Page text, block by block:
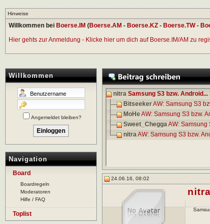
Hinweise
Willkommen bei Boerse.IM (Boerse.AM - Boerse.KZ - Boerse.TW-
Hier gehts zur Anmeldung - Klicke hier um dich auf Boerse.IM/AM zu
Willkommen
Angemeldet bleiben?
Navigation
Board
Boardregeln
Moderatoren
Hilfe / FAQ
Toplist
nitra Samsung S3 bzw. Android...
BitseekerAW: Samsung S3
MoHeAW: Samsung S3 bzw.
Sweet_CheggaAW: Samsung
nitraAW: Samsung S3 bzw.
24.06.16, 08:02
nitra